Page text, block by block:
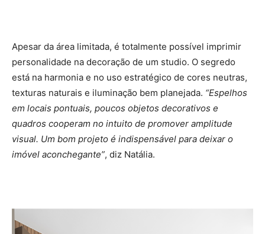
Apesar da área limitada, é totalmente possível imprimir
personalidade na decoração de um studio. O segredo
está na harmonia e no uso estratégico de cores neutras,
texturas naturais e iluminação bem planejada. “Espelhos
em locais pontuais, poucos objetos decorativos e
quadros cooperam no intuito de promover amplitude
visual. Um bom projeto é indispensável para deixar o
imóvel aconchegante”, diz Natália.